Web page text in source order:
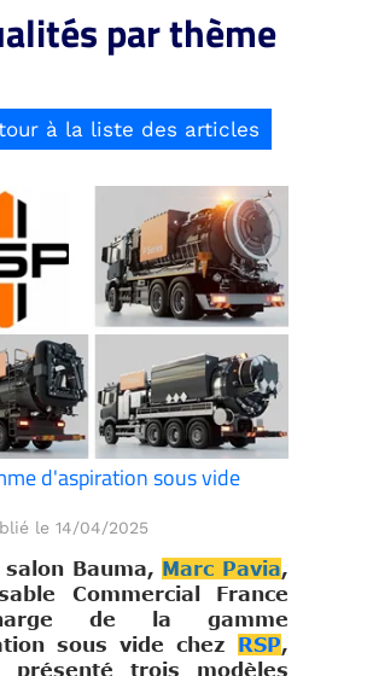
par thème
à la liste des articles
d'aspiration sous vide
le 14/04/2025
salon Bauma, Marc Pavia,
Commercial France
de la gamme
sous vide chez
RSP,
présenté trois modèles